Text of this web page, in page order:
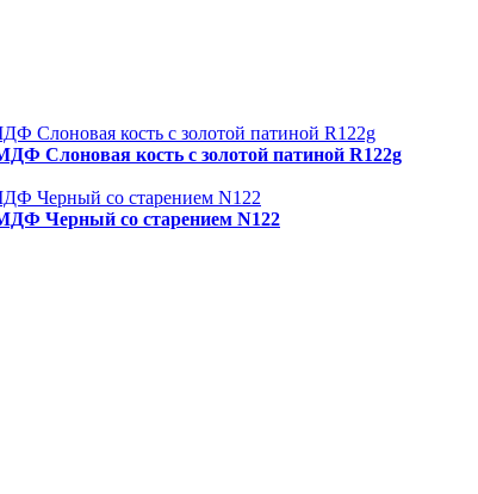
Слоновая кость с золотой патиной R122g
Черный со старением N122